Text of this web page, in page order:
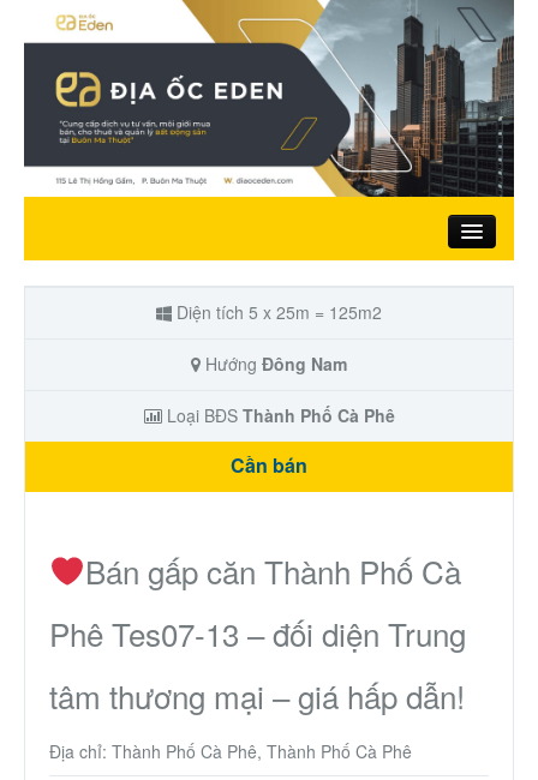
Trang chủ
Nhà đất bán
Đất ở
Nhà phố
Biệt thự
Chung cư
Trang trại – Kho – Xưởng
Diện tích 5 x 25m = 125m2
Hướng Đông Nam
Loại BĐS Thành Phố Cà Phê
Cần bán
Bán gấp căn Thành Phố Cà
Phê Tes07-13 – đối diện Trung
tâm thương mại – giá hấp dẫn!
Địa chỉ: Thành Phố Cà Phê, Thành Phố Cà Phê